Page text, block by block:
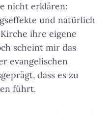
nicht erklären:
und natürlich
ihre eigene
scheint mir das
evangelischen
dass es zu
führt.